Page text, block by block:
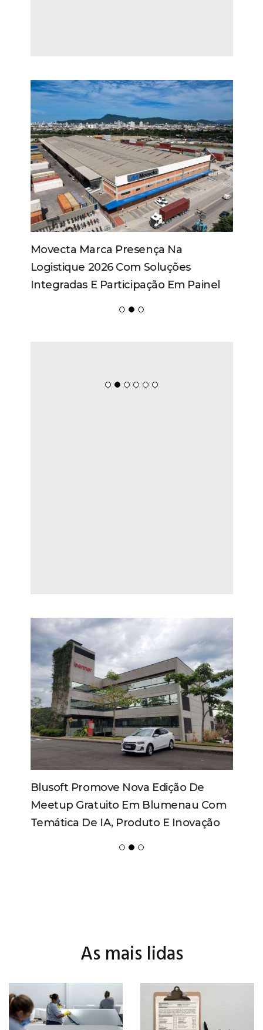
Movecta Marca Presença Na
Logistique 2026 Com Soluções
Integradas E Participação Em Painel
Blusoft Promove Nova Edição De
Meetup Gratuito Em Blumenau Com
Temática De IA, Produto E Inovação
As mais lidas